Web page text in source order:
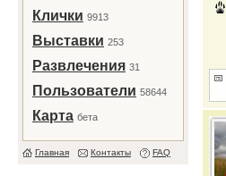
Клички 9913
Выставки 253
Развлечения 31
Пользователи 58644
Карта бета
Главная Контакты FAQ